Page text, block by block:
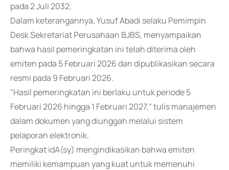
pada 2 Juli 2032.
Dalam keterangannya, Yusuf Abadi selaku Pemimpin
Desk Sekretariat Perusahaan BJBS, menyampaikan
bahwa hasil pemeringkatan ini telah diterima oleh
emiten pada 5 Februari 2026 dan dipublikasikan secara
resmi pada 9 Februari 2026.
"Hasil pemeringkatan ini berlaku untuk periode 5
Februari 2026 hingga 1 Februari 2027," tulis manajemen
dalam dokumen yang diunggah melalui sistem
pelaporan elektronik.
Peringkat idA(sy) mengindikasikan bahwa emiten
memiliki kemampuan yang kuat untuk memenuhi